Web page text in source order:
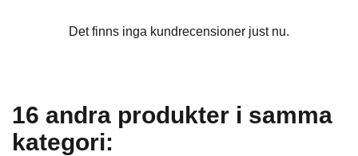
Det finns inga kundrecensioner just nu.
16 andra produkter i samma
kategori: